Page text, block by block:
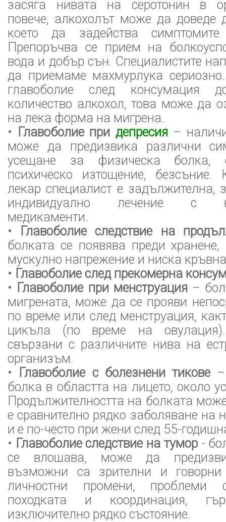
засяга нивата на серотонин в
повече, алкохолът може да доведе
което да задейства
Препоръчва се прием на
вода и добър сън. Специалистите
да приемаме махмурлука
главоболие след консумация
количество алкохол, това може да
на лека форма на мигрена.
•
Главоболие при депресия–
може да предизвика различни
усещане за физическа болка,
психическо изтощение, безсъние.
лекар специалист е задължителна,
индивидуално лечение с
медикаменти.
•
Главоболие следствие на
болката се появява преди
мускулно напрежение и ниска
• Главоболие след прекомерна
• Главоболие при менструация–
мигрената, може да се прояви
по време или след менструация,
цикъла (по време на
свързани с различните нива на
организъм.
•
Главоболие с болезнени тикове–
болка в областта на лицето, около
Продължителността на болката
е сравнително рядко заболяване на
и е по-често при жени след 55-
• Главоболие следствие на тумор-
се влошава, може да
възможни са зрителни и
личностни промени, проблеми с
походката и координация,
изключително рядко състояние.